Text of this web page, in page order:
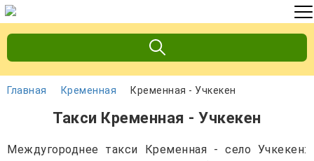
Главная Кременная Кременная - Учкекен
Такси Кременная - Учкекен
Междугороднее такси Кременная - село Учкекен: